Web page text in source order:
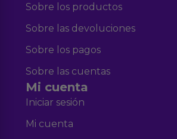
Sobre los productos
Sobre las devoluciones
Sobre los pagos
Sobre las cuentas
Mi cuenta
Iniciar sesión
Mi cuenta